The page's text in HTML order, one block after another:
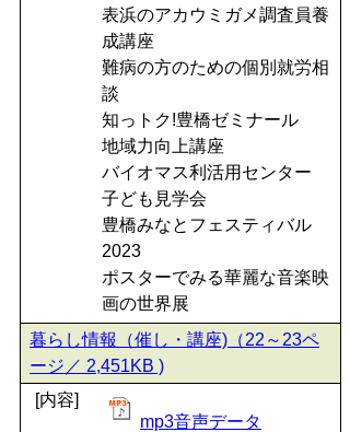
表浜のアカウミガメ調査員養
成講座
難病の方のための個別就労相
談
知っトク!豊橋ゼミナール
地域力向上講座
バイオマス利活用センター
子ども見学会
豊橋みなとフェスティバル
2023
ポスターでみる華麗な音楽映
画の世界展
暮らし情報（催し・講座)（22～23ペ
ージ／ 2,451KB )
[内容]
mp3音声データ